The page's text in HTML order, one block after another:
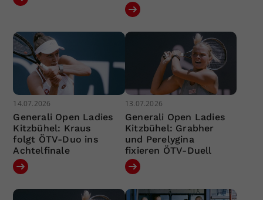
14.07.2026
Generali Open Ladies
Kitzbühel: Kraus
folgt ÖTV-Duo ins
Achtelfinale
13.07.2026
Generali Open Ladies
Kitzbühel: Grabher
und Perelygina
fixieren ÖTV-Duell